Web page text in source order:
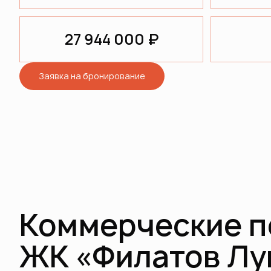
27 944 000 ₽
Заявка на бронирование
Коммерческие
ЖК «Филатов